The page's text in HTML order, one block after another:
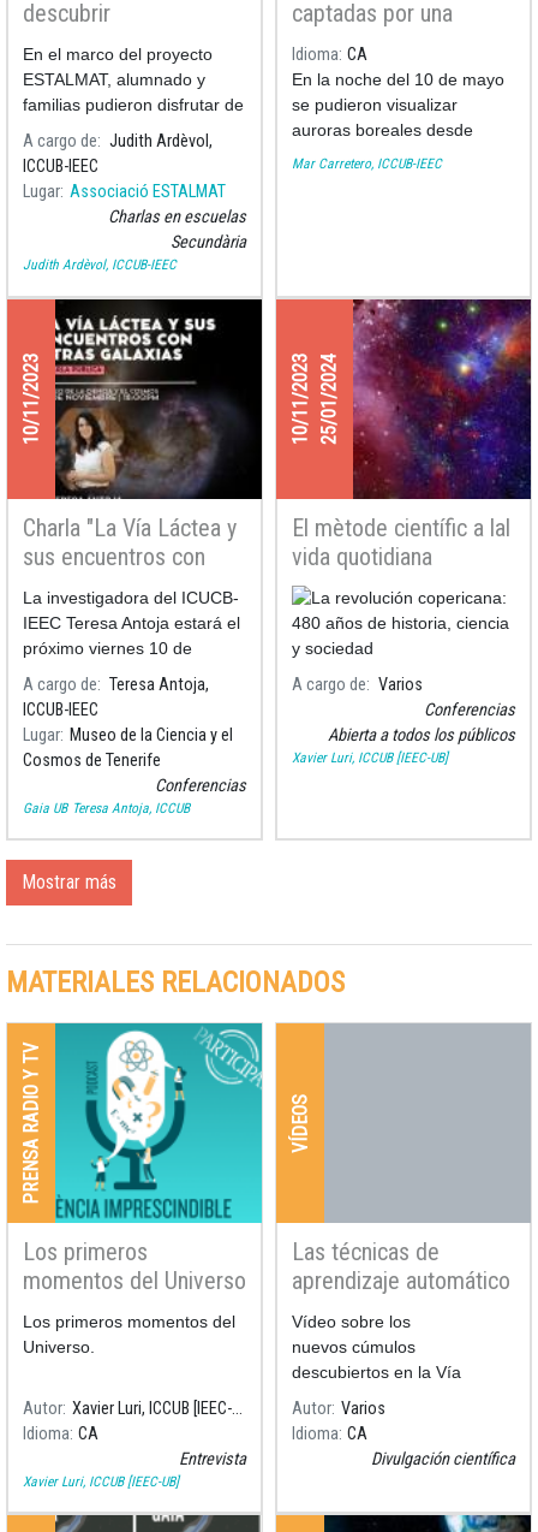
descubrir
En el marco del proyecto
ESTALMAT, alumnado y
familias pudieron disfrutar de
la charla “Todo un universo
por descubrir”, un viaje
apasionante por la
astronomía actual y su
A cargo de
Judith Ardèvol,
ICCUB-IEEC
Lugar Associació ESTALMAT
Charlas en escuelas
Secundària
Judith Ardèvol, ICCUB-IEEC
captadas por una
astrofísica lanzaroteña
del ICCUB en el
Observatorio del Roque
de Los Muchachos
Idioma CA
En la noche del 10 de mayo
se pudieron visualizar
auroras boreales desde
Canarias. Esto ha sido
actividad solar. Este año
2024 estamos en un máximo
de actividad solar, que es
más extremo de lo normal, y
que ha permitido ver auroras
boreales en muchas partes
del mundo, incluida
Canarias. Típicamente las
Mar Carretero, ICCUB-IEEC
10/11/2023
Charla "La Vía Láctea y
sus encuentros con
otras galaxias"
La investigadora del ICUCB-
IEEC Teresa Antoja estará el
próximo viernes 10 de
noviembre en el Museo de la
Ciencia y el Cosmos de
Tenerife para hablar sobre
coliciones entre galaxias y
A cargo de
Teresa Antoja,
ICCUB-IEEC
Lugar Museo de la Ciencia y el
Cosmos de Tenerife
Conferencias
Gaia UB Teresa Antoja, ICCUB
10/11/202325/01/2024
El mètode científic a lal
vida quotidiana
A cargo de
Varios
Conferencias
Abierta a todos los públicos
Xavier Luri, ICCUB [IEEC-UB]
Mostrar más
MATERIALES RELACIONADOS
PRENSA RADIO Y TV
Los primeros
momentos del Universo
Los primeros momentos del
Universo.
Autor
Xavier Luri, ICCUB [IEEC-UB]
Idioma CA
Entrevista
Xavier Luri, ICCUB [IEEC-UB]
VÍDEOS
Las técnicas de
aprendizaje automático
revelan cientos de
cúmulos abiertos con
datos de Gaia
Vídeo sobre los
nuevos cúmulos
descubiertos en la Vía
Láctea por el grupo de
investigación del ICCUB
liderado por nuestro
astrónomo Alfred Castro.
Autor Varios
Idioma CA
Divulgación científica